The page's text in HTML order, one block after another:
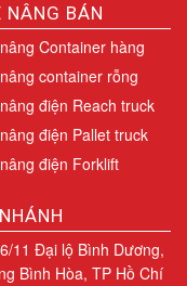
NÂNG BÁN
Container hàng
container rỗng
điện Reach truck
điện Pallet truck
điện Forklift
11 Đại lộ Bình Dương,
Bình Hòa, TP Hồ Chí